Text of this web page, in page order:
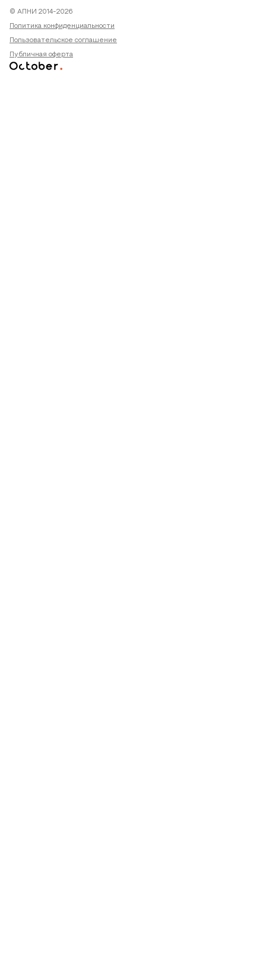
© АПНИ 2014-2026
Политика конфиденциальности
Пользовательское соглашение
Публичная оферта